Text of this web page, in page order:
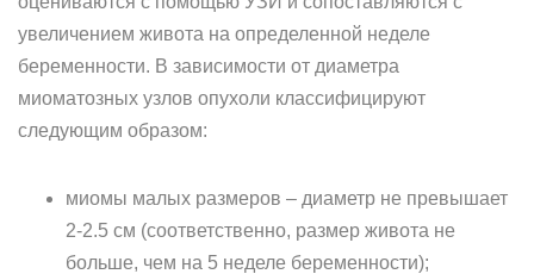
увеличением живота на определенной неделе
беременности. В зависимости от диаметра
миоматозных узлов опухоли классифицируют
следующим образом:
миомы малых размеров – диаметр не превышает
2-2.5 см (соответственно, размер живота не
больше, чем на 5 неделе беременности);